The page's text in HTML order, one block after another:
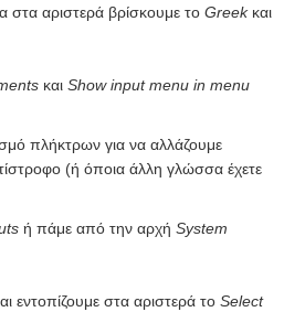
στα αριστερά βρίσκουμε το Greekκαι
και Show input menu in menu
πλήκτρων για να αλλάζουμε
(ή όποια άλλη γλώσσα έχετε
ή πάμε από την αρχή System
εντοπίζουμε στα αριστερά το Select